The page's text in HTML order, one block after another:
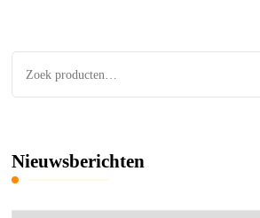
Nieuwsberichten